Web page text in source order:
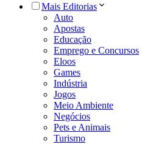
Mais Editorias
Auto
Apostas
Educação
Emprego e Concursos
Eloos
Games
Indústria
Jogos
Meio Ambiente
Negócios
Pets e Animais
Turismo